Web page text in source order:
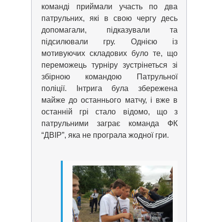
команді приймали участь по два
патрульних, які в свою чергу десь
допомагали, підказували та
підсилювали гру. Однією із
мотивуючих складових було те, що
переможець турніру зустрінеться зі
збірною командою Патрульної
поліції. Інтрига була збережена
майже до останнього матчу, і вже в
останній грі стало відомо, що з
патрульними заграє команда ФК
“ДВІР”, яка не програла жодної гри.